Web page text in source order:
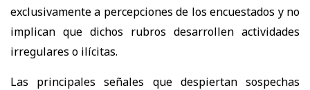
exclusivamente a percepciones de los encuestados y no
implican que dichos rubros desarrollen actividades
irregulares o ilícitas.
Las principales señales que despiertan sospechas